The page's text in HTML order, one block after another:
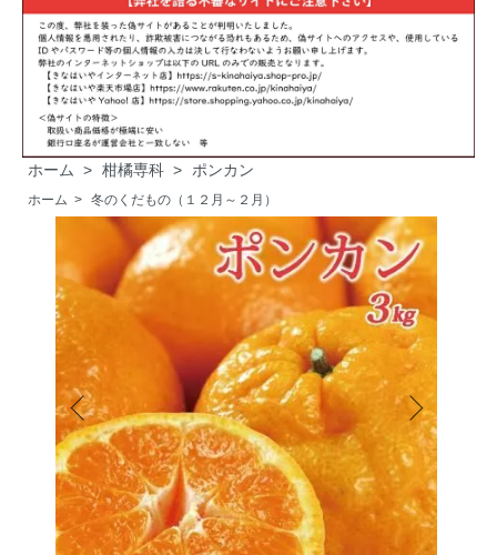
ホーム > 柑橘専科 > ポンカン
ホーム > 冬のくだもの（１２月～２月）